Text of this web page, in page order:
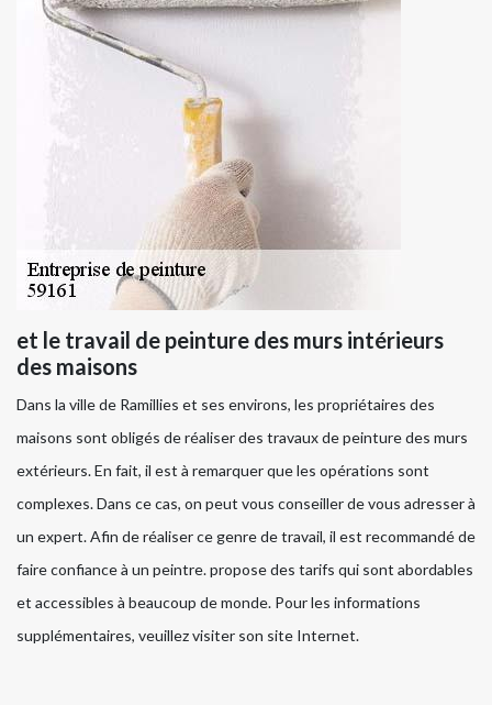
et le travail de peinture des murs intérieurs
des maisons
Dans la ville de Ramillies et ses environs, les propriétaires des
maisons sont obligés de réaliser des travaux de peinture des murs
extérieurs. En fait, il est à remarquer que les opérations sont
complexes. Dans ce cas, on peut vous conseiller de vous adresser à
un expert. Afin de réaliser ce genre de travail, il est recommandé de
faire confiance à un peintre. propose des tarifs qui sont abordables
et accessibles à beaucoup de monde. Pour les informations
supplémentaires, veuillez visiter son site Internet.